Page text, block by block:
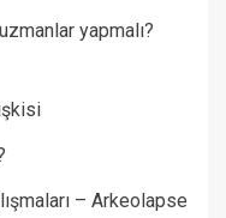
yapmalı?
– Arkeolapse